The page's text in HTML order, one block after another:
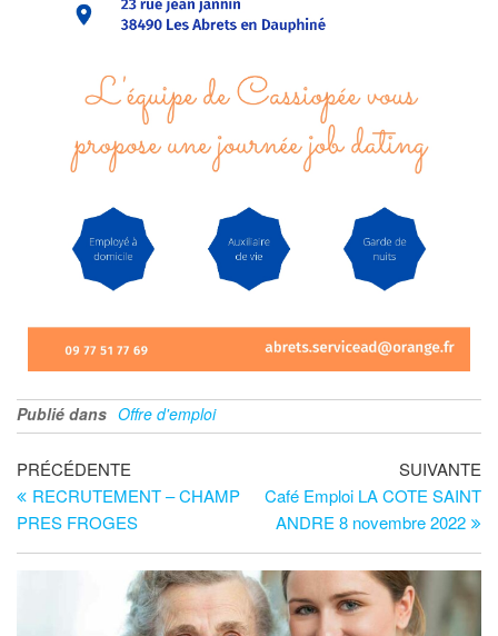
Publié dans Offre d'emploi
PRÉCÉDENTE
RECRUTEMENT – CHAMP
PRES FROGES
SUIVANTE
Café Emploi LA COTE SAINT
ANDRE 8 novembre 2022